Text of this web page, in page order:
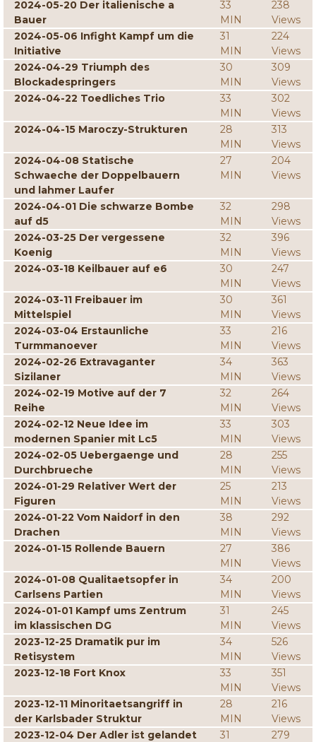
2024-05-20 Der italienische a
Bauer
33
MIN
238
Views
2024-05-06 Infight Kampf um die
Initiative
31
MIN
224
Views
2024-04-29 Triumph des
Blockadespringers
30
MIN
309
Views
2024-04-22 Toedliches Trio
33
MIN
302
Views
2024-04-15 Maroczy-Strukturen
28
MIN
313
Views
2024-04-08 Statische
Schwaeche der Doppelbauern
und lahmer Laufer
27
MIN
204
Views
2024-04-01 Die schwarze Bombe
auf d5
32
MIN
298
Views
2024-03-25 Der vergessene
Koenig
32
MIN
396
Views
2024-03-18 Keilbauer auf e6
30
MIN
247
Views
2024-03-11 Freibauer im
Mittelspiel
30
MIN
361
Views
2024-03-04 Erstaunliche
Turmmanoever
33
MIN
216
Views
2024-02-26 Extravaganter
Sizilaner
34
MIN
363
Views
2024-02-19 Motive auf der 7
Reihe
32
MIN
264
Views
2024-02-12 Neue Idee im
modernen Spanier mit Lc5
33
MIN
303
Views
2024-02-05 Uebergaenge und
Durchbrueche
28
MIN
255
Views
2024-01-29 Relativer Wert der
Figuren
25
MIN
213
Views
2024-01-22 Vom Naidorf in den
Drachen
38
MIN
292
Views
2024-01-15 Rollende Bauern
27
MIN
386
Views
2024-01-08 Qualitaetsopfer in
Carlsens Partien
34
MIN
200
Views
2024-01-01 Kampf ums Zentrum
im klassischen DG
31
MIN
245
Views
2023-12-25 Dramatik pur im
Retisystem
34
MIN
526
Views
2023-12-18 Fort Knox
33
MIN
351
Views
2023-12-11 Minoritaetsangriff in
der Karlsbader Struktur
28
MIN
216
Views
2023-12-04 Der Adler ist gelandet
31
279